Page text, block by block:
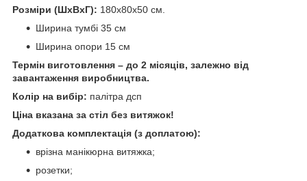
Розміри (ШхВхГ): 180х80х50 см.
Ширина тумбі 35 см
Ширина опори 15 см
Термін виготовлення – до 2 місяців, залежно від
завантаження виробництва.
Колір на вибір: палітра дсп
Ціна вказана за стіл без витяжок!
Додаткова комплектація (з доплатою):
врізна манікюрна витяжка;
розетки;